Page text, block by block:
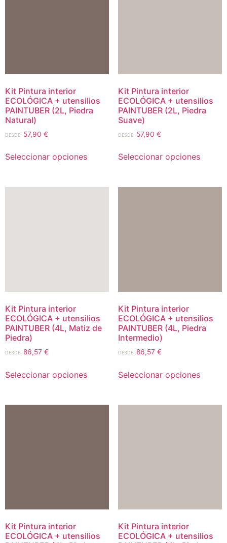
Kit Pintura interior
ECOLÓGICA + utensilios
PAINTUBER (2L, Piedra
Natural)
DESDE: 57,90 €
Seleccionar opciones
Kit Pintura interior
ECOLÓGICA + utensilios
PAINTUBER (2L, Piedra
Suave)
DESDE: 57,90 €
Seleccionar opciones
Kit Pintura interior
ECOLÓGICA + utensilios
PAINTUBER (4L, Matiz de
Piedra)
DESDE: 86,57 €
Seleccionar opciones
Kit Pintura interior
ECOLÓGICA + utensilios
PAINTUBER (4L, Piedra
Intermedio)
DESDE: 86,57 €
Seleccionar opciones
Kit Pintura interior
ECOLÓGICA + utensilios
Kit Pintura interior
ECOLÓGICA + utensilios